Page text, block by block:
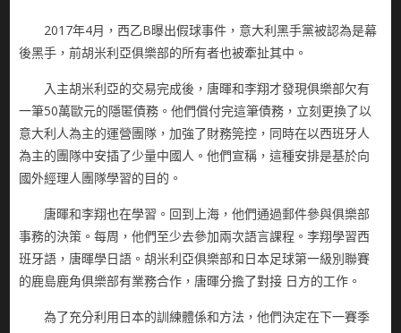
2017年4月，西乙B曝出假球事件，意大利黑手黨被認為是幕
後黑手，前胡米利亞俱樂部的所有者也被牽扯其中。
入主胡米利亞的交易完成後，唐暉和李翔才發現俱樂部欠有
一筆50萬歐元的隱匿債務。他們償付完這筆債務，立刻更換了以
意大利人為主的運營團隊，加強了財務筦控，同時在以西班牙人
為主的團隊中安插了少量中國人。他們宣稱，這種安排是基於向
國外經理人團隊學習的目的。
唐暉和李翔也在學習。回到上海，他們通過郵件參與俱樂部
事務的決策。每周，他們至少去參加兩次語言課程。李翔學習西
班牙語，唐暉學日語。胡米利亞俱樂部和日本足球第一級別聯賽
的鹿島鹿角俱樂部有業務合作，唐暉分擔了對接 日方的工作。
為了充分利用日本的訓練體係和方法，他們決定在下一賽季